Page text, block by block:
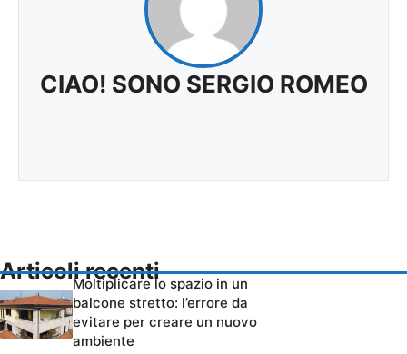
CIAO! SONO SERGIO ROMEO
Articoli recenti
Moltiplicare lo spazio in un
balcone stretto: l’errore da
evitare per creare un nuovo
ambiente